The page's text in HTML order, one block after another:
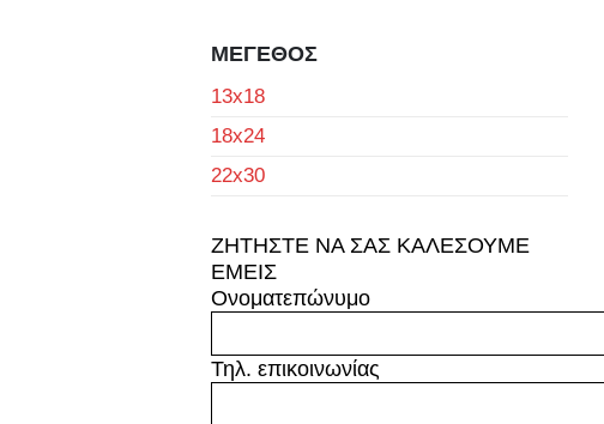
ΜΕΓΕΘΟΣ
13x18
18x24
22x30
ΖΗΤΗΣΤΕ ΝΑ ΣΑΣ ΚΑΛΕΣΟΥΜΕ
ΕΜΕΙΣ
Ονοματεπώνυμο
Τηλ. επικοινωνίας